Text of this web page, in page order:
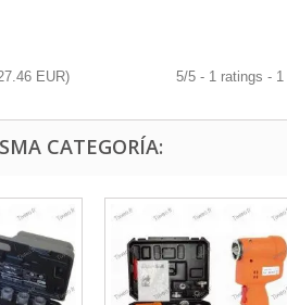
EUR) 5/5 - 1 ratings - 1
CATEGORÍA: